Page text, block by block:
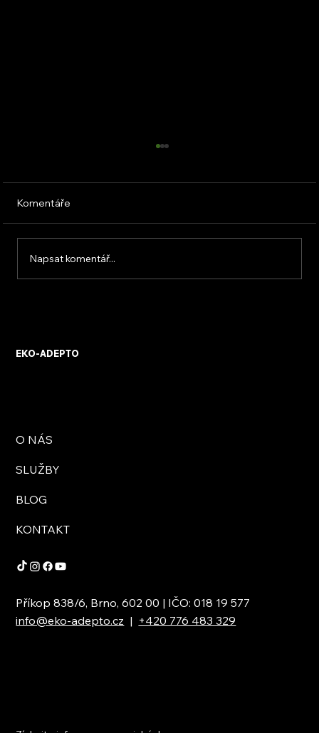
Komentáře
Napsat komentář...
EKO-ADEPTO
O NÁS
SLUŽBY
BLOG
KONTAKT
Příkop 838/6, Brno, 602 00 | IČO: 018 19 577
info@eko-adepto.cz | +420 776 483 329